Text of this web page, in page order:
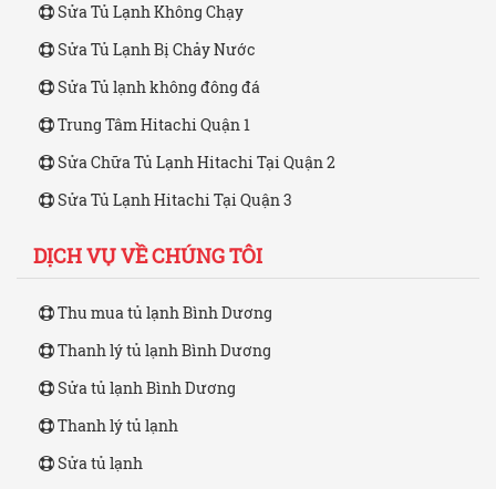
Sửa Tủ Lạnh Không Chạy
Sửa Tủ Lạnh Bị Chảy Nước
Sửa Tủ lạnh không đông đá
Trung Tâm Hitachi Quận 1
Sửa Chữa Tủ Lạnh Hitachi Tại Quận 2
Sửa Tủ Lạnh Hitachi Tại Quận 3
DỊCH VỤ VỀ CHÚNG TÔI
Thu mua tủ lạnh Bình Dương
Thanh lý tủ lạnh Bình Dương
Sửa tủ lạnh Bình Dương
Thanh lý tủ lạnh
Sửa tủ lạnh